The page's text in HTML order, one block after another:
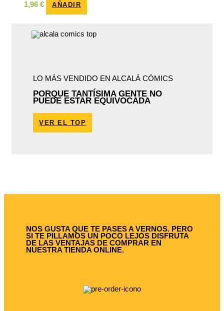
1,96 € AÑADIR
LO MÁS VENDIDO EN ALCALÁ CÓMICS
PORQUE TANTÍSIMA GENTE NO
PUEDE ESTAR EQUIVOCADA
VER EL TOP
NOS GUSTA QUE TE PASES A VERNOS. PERO
SI TE PILLAMOS UN POCO LEJOS DISFRUTA
DE LAS VENTAJAS DE COMPRAR EN
NUESTRA TIENDA ONLINE.